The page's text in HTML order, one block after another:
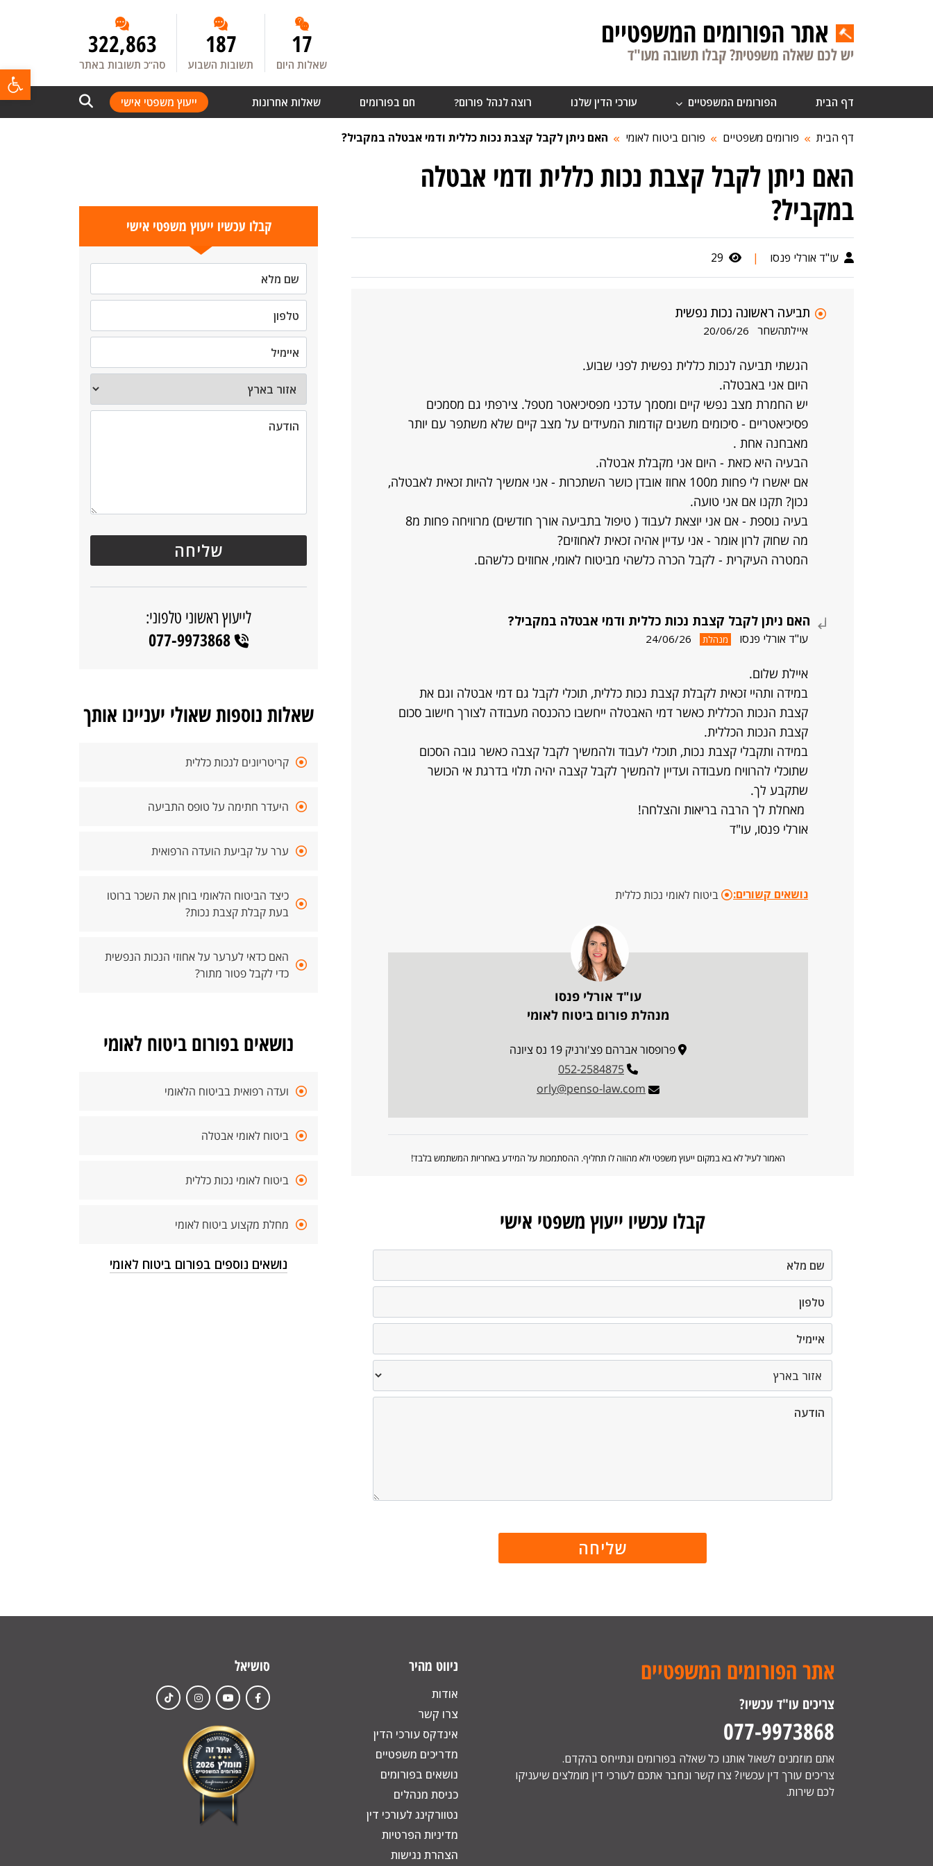
אתר הפורומים המשפטיים
יש לכם שאלה משפטית? קבלו תשובה מעו"ד 17
שאלות היום
187
תשובות השבוע
322,863
סה”כ תשובות באתר
דף הבית הפורומים המשפטיים עורכי הדין שלנו רוצה לנהל פורום? חם בפורומים שאלות אחרונות ייעוץ משפטי אישי
דף הבית פורומים משפטיים פורום ביטוח לאומי האם ניתן לקבל קצבת נכות כללית ודמי אבטלה במקביל?
האם ניתן לקבל קצבת נכות כללית ודמי אבטלה
במקביל?
עו"ד אורלי פנסו |
29
תביעה ראשונה נכות נפשית
איילתהשחר 20/06/26
הגשתי תביעה לנכות כללית נפשית לפני שבוע.
היום אני באבטלה.
יש החמרת מצב נפשי קיים ומסמך עדכני מפסיכיאטר מטפל. צירפתי גם מסמכים
פסיכיאטריים - סיכומים משנים קודמות המעידים על מצב קיים שלא משתפר עם יותר
מאבחנה אחת .
הבעיה היא כזאת - היום אני מקבלת אבטלה.
אם יאשרו לי פחות מ100 אחוז אובדן כושר השתכרות - אני אמשיך להיות זכאית לאבטלה,
נכון? תקנו אם אני טועה.
בעיה נוספת - אם אני יוצאת לעבוד ( טיפול בתביעה אורך חודשים) מרוויחה פחות מ8
מה שחוק לרון אומר - אני עדיין אהיה זכאית לאחוזים?
המטרה העיקרית - לקבל הכרה כלשהי מביטוח לאומי, אחוזים כלשהם.
האם ניתן לקבל קצבת נכות כללית ודמי אבטלה במקביל?
עו"ד אורלי פנסו מנהלת 24/06/26
איילת שלום.
במידה ותהיי זכאית לקבלת קצבת נכות כללית, תוכלי לקבל גם דמי אבטלה וגם את
קצבת הנכות הכללית כאשר דמי האבטלה ייחשבו כהכנסה מעבודה לצורך חישוב סכום
קצבת הנכות הכללית.
במידה ותקבלי קצבת נכות, תוכלי לעבוד ולהמשיך לקבל קצבה כאשר גובה הסכום
שתוכלי להרוויח מעבודה ועדיין להמשיך לקבל קצבה יהיה תלוי בדרגת אי הכושר
שתקבע לך.
מאחלת לך הרבה בריאות והצלחה!
אורלי פנסו, עו"ד
נושאים קשורים: ביטוח לאומי נכות כללית
עו"ד אורלי פנסו
מנהלת פורום ביטוח לאומי
פרופסור אברהם פצ'ורניק 19 נס ציונה
052-2584875
orly@penso-law.com
האמור לעיל לא בא במקום ייעוץ משפטי ולא מהווה לו תחליף. ההסתמכות על המידע באחריות המשתמש בלבד!
קבלו עכשיו ייעוץ משפטי אישי
קבלו עכשיו ייעוץ משפטי אישי
לייעוץ ראשוני טלפוני:
077-9973868
שאלות נוספות שאולי יעניינו אותך
קריטריונים לנכות כללית
היעדר חתימה על טופס התביעה
ערר על קביעת הועדה הרפואית
כיצד הביטוח הלאומי בוחן את השכר ברוטו
בעת קבלת קצבת נכות?
האם כדאי לערער על אחוזי הנכות הנפשית
כדי לקבל פטור מתור?
נושאים בפורום ביטוח לאומי
ועדה רפואית בביטוח הלאומי
ביטוח לאומי אבטלה
ביטוח לאומי נכות כללית
מחלת מקצוע ביטוח לאומי
נושאים נוספים בפורום ביטוח לאומי
אתר הפורומים המשפטיים
צריכים עו"ד עכשיו?
077-9973868
אתם מוזמנים לשאול אותנו כל שאלה בפורומים ונתייחס בהקדם.
צריכים עורך דין עכשיו? צרו קשר ונחבר אתכם לעורכי דין מומלצים שיעניקו
לכם שירות.
ניווט מהיר
אודות
צרו קשר
אינדקס עורכי הדין
מדריכים משפטיים
נושאים בפורומים
כניסת מנהלים
נטוורקינג לעורכי דין
מדיניות הפרטיות
הצהרת נגישות
סושיאל